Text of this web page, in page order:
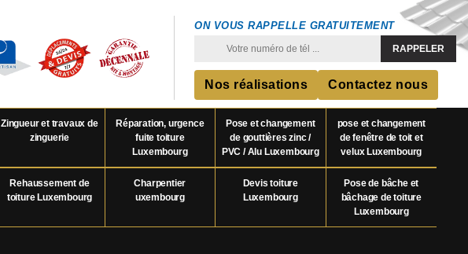
ON VOUS RAPPELLE GRATUITEMENT
Nos réalisations Contactez nous
Zingueur et travaux de
zinguerie
Réparation, urgence
fuite toiture
Luxembourg
Pose et changement
de gouttières zinc /
PVC / Alu Luxembourg
pose et changement
de fenêtre de toit et
velux Luxembourg
Rehaussement de
toiture Luxembourg
Charpentier
uxembourg
Devis toiture
Luxembourg
Pose de bâche et
bâchage de toiture
Luxembourg